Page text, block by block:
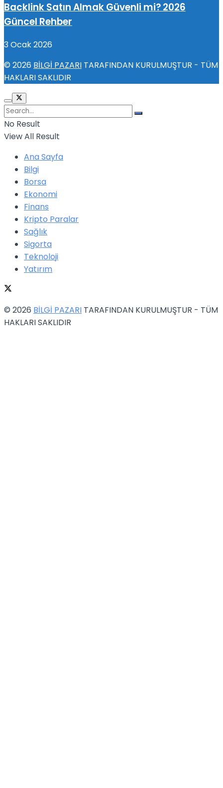
Backlink Satın Almak Güvenli mi? 2026
Güncel Rehber
3 Ocak 2026
© 2026 BİLGİ PAZARI TARAFINDAN KURULMUŞTUR - TÜM
HAKLARI SAKLIDIR
No Result
View All Result
Ana Sayfa
Bilgi
Borsa
Ekonomi
Finans
Kripto Paralar
Sağlık
Sigorta
Teknoloji
Yatırım
© 2026 BİLGİ PAZARI TARAFINDAN KURULMUŞTUR - TÜM
HAKLARI SAKLIDIR